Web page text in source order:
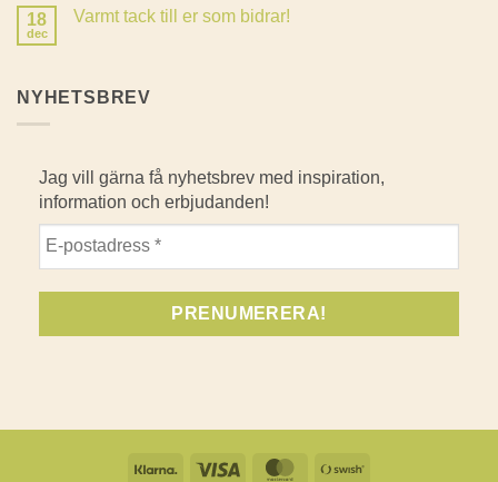
Det
18
dec
Varmt tack till er som bidrar!
tack
NYHETSBREV
Jag vill gärna få nyhetsbrev med inspiration,
information och erbjudanden!
Klarna Visa MasterCardSwish